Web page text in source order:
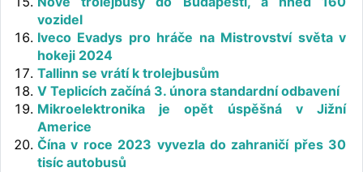
vozidel
Iveco Evadys pro hráče na Mistrovství světa v
hokeji 2024
Tallinn se vrátí k trolejbusům
V Teplicích začíná 3. února standardní odbavení
Mikroelektronika je opět úspěšná v Jižní
Americe
Čína v roce 2023 vyvezla do zahraničí přes 30
tisíc autobusů